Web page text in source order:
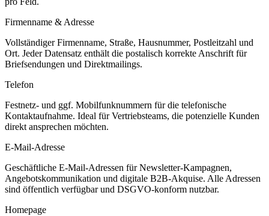
Firmenname & Adresse
Vollständiger Firmenname, Straße, Hausnummer, Postleitzahl und
Ort. Jeder Datensatz enthält die postalisch korrekte Anschrift für
Briefsendungen und Direktmailings.
Telefon
Festnetz- und ggf. Mobilfunknummern für die telefonische
Kontaktaufnahme. Ideal für Vertriebsteams, die potenzielle Kunden
direkt ansprechen möchten.
E-Mail-Adresse
Geschäftliche E-Mail-Adressen für Newsletter-Kampagnen,
Angebotskommunikation und digitale B2B-Akquise. Alle Adressen
sind öffentlich verfügbar und DSGVO-konform nutzbar.
Homepage